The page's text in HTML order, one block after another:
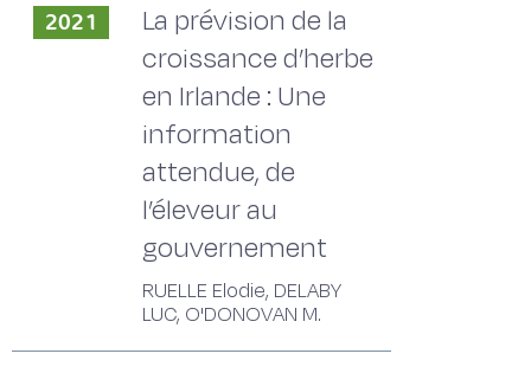
2021
La prévision de la
croissance d’herbe
en Irlande : Une
information
attendue, de
l’éleveur au
gouvernement
RUELLE Elodie, DELABY
LUC, O'DONOVAN M.